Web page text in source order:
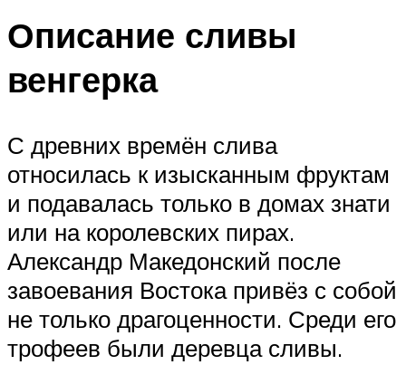
Описание сливы
венгерка
С древних времён слива
относилась к изысканным фруктам
и подавалась только в домах знати
или на королевских пирах.
Александр Македонский после
завоевания Востока привёз с собой
не только драгоценности. Среди его
трофеев были деревца сливы.